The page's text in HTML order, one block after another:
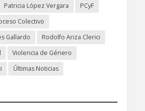
Patricia López Vergara
PCyF
Colectivo
Gallardo
Rodolfo Ariza Clerici
Violencia de Género
Últimas Noticias